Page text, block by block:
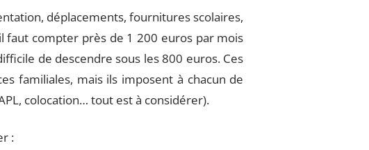
déplacements, fournitures scolaires,
faut compter près de 1 200 euros par mois
de descendre sous les 800 euros. Ces
familiales, mais ils imposent à chacun de
colocation… tout est à considérer).
: